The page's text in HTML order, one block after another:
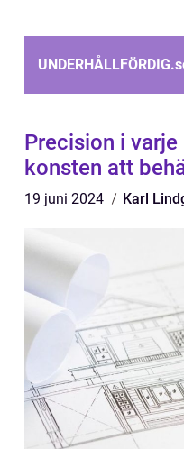
UNDERHÅLLFÖRDIG.
Precision i
konsten att
19 juni 2024 Karl